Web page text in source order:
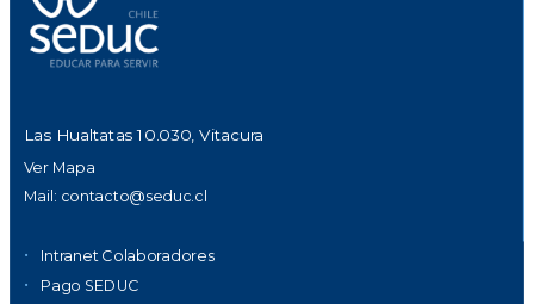
Las Hualtatas 10.030, Vitacura
Ver Mapa
Mail: contacto@seduc.cl
Intranet Colaboradores
Pago SEDUC